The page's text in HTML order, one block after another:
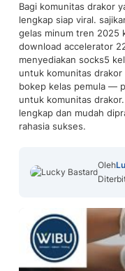
Bagi komunitas drakor
lengkap siap viral.
gelas minum tren 2025
download accelerator
menyediakan socks5
untuk komunitas
bokep kelas pemula —
untuk komunitas
lengkap dan mudah
rahasia sukses.
Oleh